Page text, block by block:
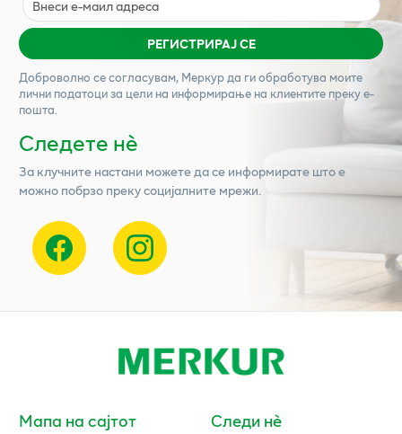
РЕГИСТРИРАЈ СЕ
Доброволно се согласувам, Меркурда ги обработува моите
лични податоци за цели на информирање на клиентите преку е-
пошта.
Следете нѐ
За клучните настани можете да се информирате што е
можно побрзо преку социјалните мрежи.
Мапа на сајтот Следи нè